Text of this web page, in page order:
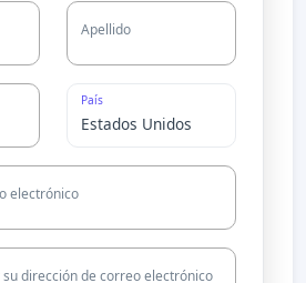
Apellido
País
electrónico
dirección de correo electrónico